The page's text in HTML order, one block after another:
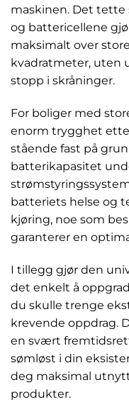
maskinen. Det
og battericellene
maksimalt over
kvadratmeter, uten
stopp i skråninger.
For boliger med
enorm trygghet
stående fast på
batterikapasitet
batteriets helse og
kjøring, noe som
garanterer en
I tillegg gjør den
det enkelt å
du skulle trenge
krevende oppdrag.
en svært
sømløst i din
deg maksimal
produkter.